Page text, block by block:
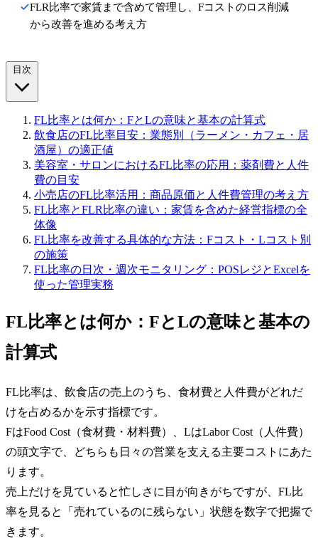
FLR比率で家賃まで含めて管理し、Fコストのロス削減
から改善を進める考え方
FL比率とは何か：FとLの意味と基本の計算式
飲食店のFL比率目安：業態別（ラーメン・カフェ・居
酒屋）の適正値
美容室・サロンにおけるFL比率の応用：薬剤費と人件
費の目安
小売店のFL比率活用：商品原価と人件費管理の考え方
FL比率とFLR比率の違い：家賃を含めた経営指標の全
体像
FL比率を改善する具体的な方法：Fコスト・Lコスト別
の施策
FL比率の日次・週次モニタリング：POSレジとExcelを
使った管理実務
FL比率とは何か：FとLの意味と基本の
計算式
FL比率は、飲食店の売上のうち、食材費と人件費がどれだ
けを占めるかを示す指標です。
FはFood Cost（食材費・材料費）、LはLabor Cost（人件費）
の頭文字で、どちらも日々の営業を支える主要コストにあた
ります。
売上だけを見ていると忙しさに目が向きがちですが、FL比
率を見ると「売れているのに残らない」状態を数字で把握で
きます。